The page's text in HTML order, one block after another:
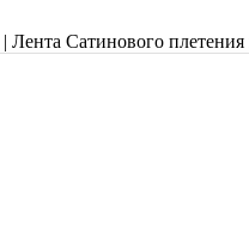
| Лента Сатинового